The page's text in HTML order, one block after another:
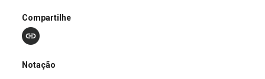
Compartilhe
Notação